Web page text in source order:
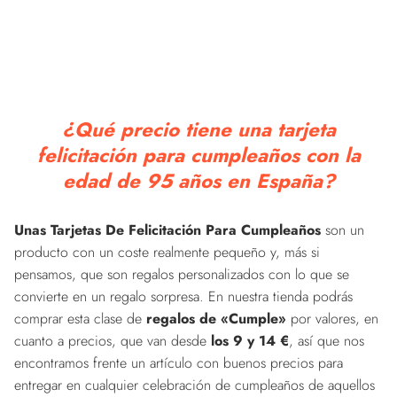
¿Qué precio tiene una tarjeta
felicitación para cumpleaños con la
edad de 95 años en España?
Unas Tarjetas De Felicitación Para Cumpleaños son un
producto con un coste realmente pequeño y, más si
pensamos, que son regalos personalizados con lo que se
convierte en un regalo sorpresa. En nuestra tienda podrás
comprar esta clase de regalos de «Cumple» por valores, en
cuanto a precios, que van desde los 9 y 14 €, así que nos
encontramos frente un artículo con buenos precios para
entregar en cualquier celebración de cumpleaños de aquellos